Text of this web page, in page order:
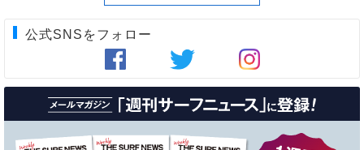
公式SNSをフォロー